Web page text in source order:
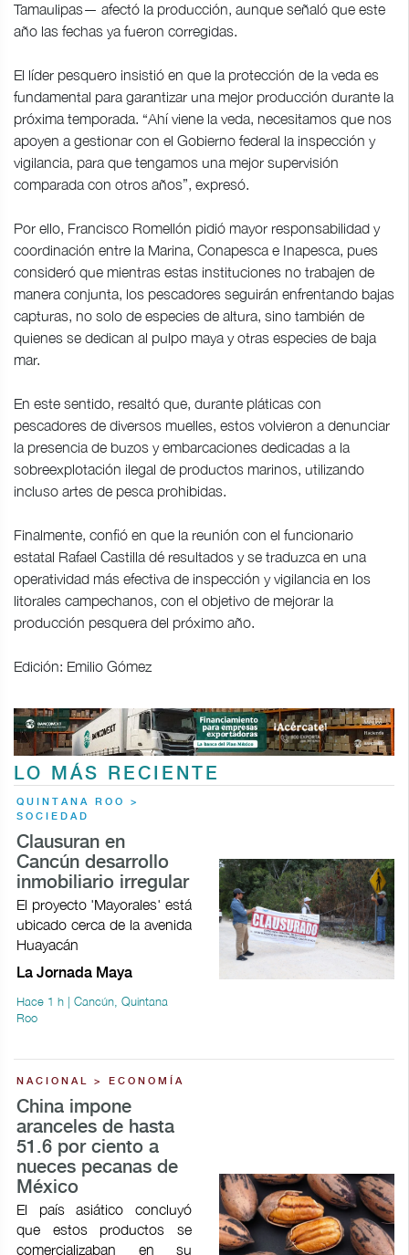
Tamaulipas— afectó la producción, aunque señaló que este
año las fechas ya fueron corregidas.
El líder pesquero insistió en que la protección de la veda es
fundamental para garantizar una mejor producción durante la
próxima temporada. “Ahí viene la veda, necesitamos que nos
apoyen a gestionar con el Gobierno federal la inspección y
vigilancia, para que tengamos una mejor supervisión
comparada con otros años”, expresó.
Por ello, Francisco Romellón pidió mayor responsabilidad y
coordinación entre la Marina, Conapesca e Inapesca, pues
consideró que mientras estas instituciones no trabajen de
manera conjunta, los pescadores seguirán enfrentando bajas
capturas, no solo de especies de altura, sino también de
quienes se dedican al pulpo maya y otras especies de baja
mar.
En este sentido, resaltó que, durante pláticas con
pescadores de diversos muelles, estos volvieron a denunciar
la presencia de buzos y embarcaciones dedicadas a la
sobreexplotación ilegal de productos marinos, utilizando
incluso artes de pesca prohibidas.
Finalmente, confió en que la reunión con el funcionario
estatal Rafael Castilla dé resultados y se traduzca en una
operatividad más efectiva de inspección y vigilancia en los
litorales campechanos, con el objetivo de mejorar la
producción pesquera del próximo año.
Edición: Emilio Gómez
LO MÁS RECIENTE
QUINTANA ROO >
SOCIEDAD
Clausuran en
Cancún desarrollo
inmobiliario irregular
El proyecto 'Mayorales' está
ubicado cerca de la avenida
Huayacán
La Jornada Maya
Hace 1 h | Cancún, Quintana
Roo
NACIONAL > ECONOMÍA
China impone
aranceles de hasta
51.6 por ciento a
nueces pecanas de
México
El país asiático concluyó
que estos productos se
comercializaban en su